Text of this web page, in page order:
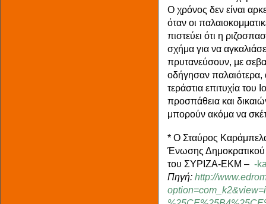
Ο χρόνος δεν είναι
όταν οι
πιστεύει ότι η
σχήμα για να
πρυτανεύσουν, με
οδήγησαν παλαιότερα,
τεράστια επιτυχία του
προσπάθεια και
μπορούν ακόμα να
* Ο Σταύρος
Ένωσης
του ΣΥΡΙΖΑ-ΕΚΜ – -
Πηγή: http://